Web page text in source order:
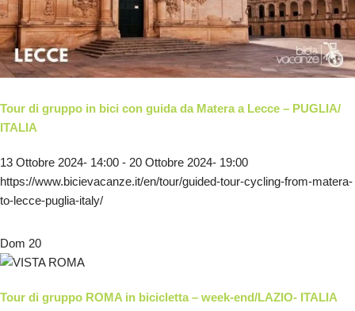
Tour di gruppo in bici con guida da Matera a Lecce – PUGLIA/
ITALIA
13 Ottobre 2024- 14:00 - 20 Ottobre 2024- 19:00
https://www.bicievacanze.it/en/tour/guided-tour-cycling-from-matera-
to-lecce-puglia-italy/
Dom 20
Tour di gruppo ROMA in bicicletta – week-end/LAZIO- ITALIA